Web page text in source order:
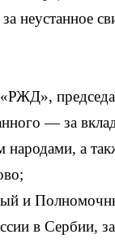
неустанное
— за
народами, а
и
в Сербии,